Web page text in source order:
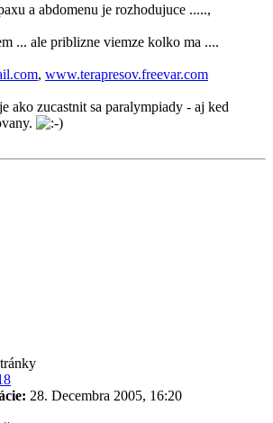
a abdomenu je rozhodujuce .....,
... ale priblizne viemze kolko ma ....
, www.terapresov.freevar.com
ako zucastnit sa paralympiady - aj ked
28. Decembra 2005, 16:20